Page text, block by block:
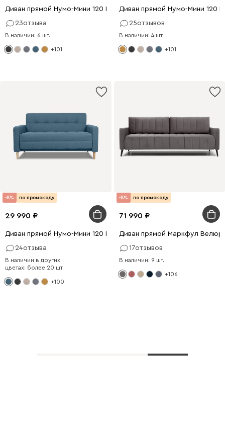
Диван прямой Нумо-Мини 120 Рогожка Графитовый
23отзыва
В наличии: 6 шт.
+101
Диван прямой Нумо-Мини 120
25отзывов
В наличии: 4 шт.
+101
-8% по промокоду
29 990
Диван прямой Нумо-Мини 120 Рогожка Голубой
24отзыва
В наличии в других
цветах: более 20 шт.
+100
-8% по промокоду
71 990
Диван прямой Маркфул Велюр
17отзывов
В наличии: 9 шт.
+106